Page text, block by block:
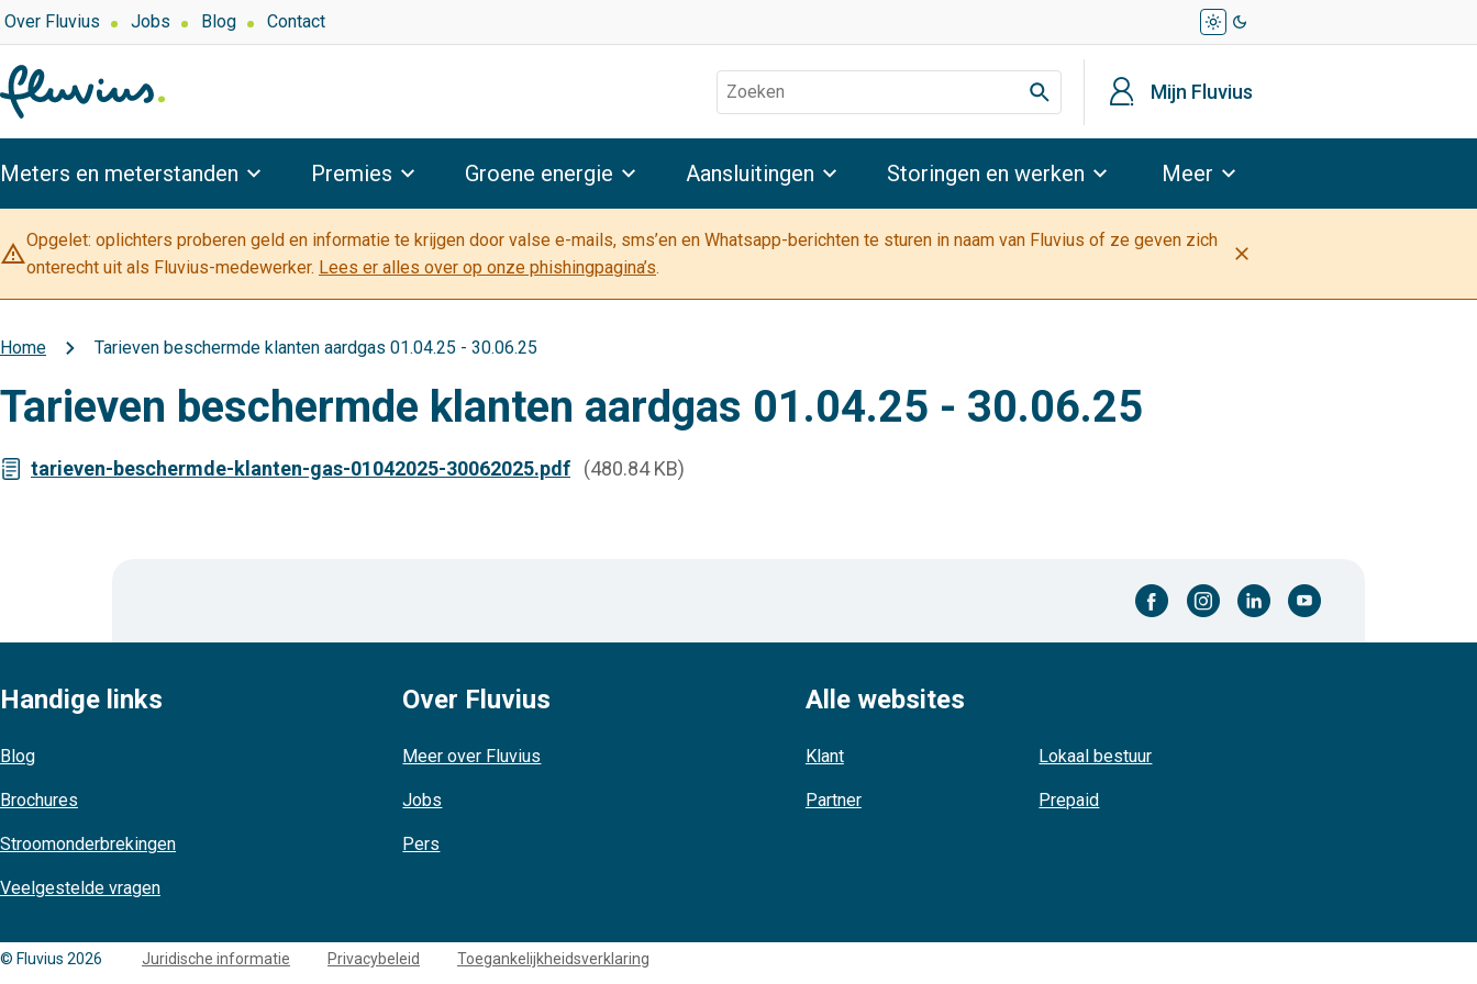
Overslaan
en
naar
de
inhoud
gaan
Top
navigation
Over Fluvius Jobs Blog Contact light_mode dark_mode
Zoeken profiel Mijn Fluvius
Meters en meterstanden Premies Groene energie Aansluitingen Storingen en werken Meer
warning_amber
Opgelet: oplichters proberen geld en informatie te krijgen door valse e-mails, sms’en en Whatsapp-berichten te sturen in naam van Fluvius of ze geven zich
onterecht uit als Fluvius-medewerker. Lees er alles over op onze phishingpagina’s.
close
Kruimelpad
Home Tarieven beschermde klanten aardgas 01.04.25 - 30.06.25
Tarieven beschermde klanten aardgas 01.04.25 - 30.06.25
tarieven-beschermde-klanten-gas-01042025-30062025.pdf (480.84 KB)
facebook-cirkel instagram-cirkel linkedin-cirkel youtube-cirkel
Handige links
Blog
Brochures
Stroomonderbrekingen
Veelgestelde vragen
Over Fluvius
Meer over Fluvius
Jobs
Pers
Alle websites
Klant
Partner
Lokaal bestuur
Prepaid
© Fluvius 2026
Copyright
Juridische informatie Privacybeleid Toegankelijkheidsverklaring